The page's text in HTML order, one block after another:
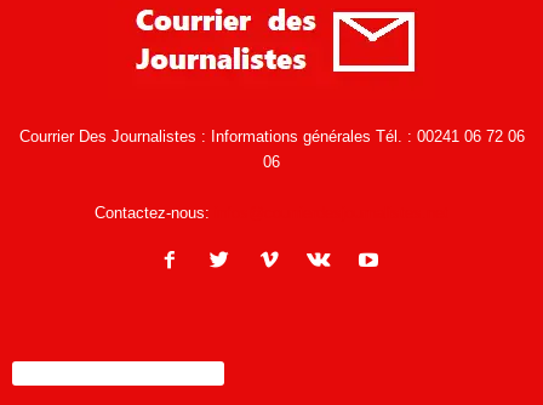
Courrier Des Journalistes : Informations générales Tél. : 00241 06 72 06
06
Contactez-nous: